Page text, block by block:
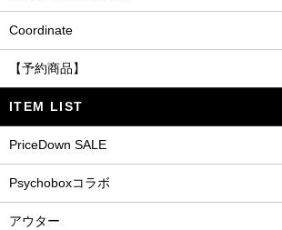
Coordinate
【予約商品】
ITEM LIST
PriceDown SALE
Psychoboxコラボ
アウター